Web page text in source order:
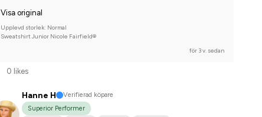
Visa original
Upplevd storlek: Normal
Sweatshirt Junior Nicole Fairfield®
för 3 v. sedan
0 likes
Hanne H
Verifierad köpare
Superior Performer